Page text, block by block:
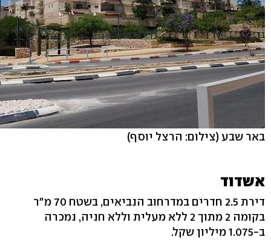
באר שבע (צילום: הרצל יוסף)
אשדוד
דירת 2.5 חדרים במדרחוב הנביאים, בשטח 70 מ"ר
בקומה 2 מתוך 2 ללא מעלית וללא חניה, נמכרה
ב-1.075 מיליון שקל.